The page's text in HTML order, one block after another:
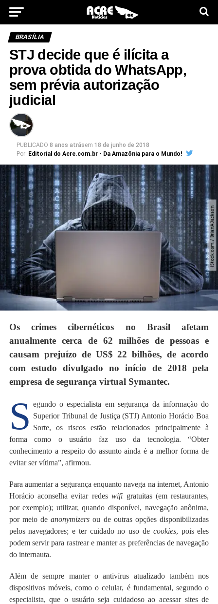
BRASÍLIA
STJ decide que é ilícita a
prova obtida do WhatsApp,
sem prévia autorização
judicial
PUBLICADO 8 anos atrásem 18 de junho de 2018
Por: Editorial do Acre.com.br - Da Amazônia para o Mundo!
Os crimes cibernéticos no Brasil afetam
anualmente cerca de 62 milhões de pessoas e
causam prejuízo de US$ 22 bilhões, de acordo
com estudo divulgado no início de 2018 pela
empresa de segurança virtual Symantec.
S egundo o especialista em segurança da informação do
Superior Tribunal de Justiça (STJ) Antonio Horácio Boa
Sorte, os riscos estão relacionados principalmente à
forma como o usuário faz uso da tecnologia. “Obter
conhecimento a respeito do assunto ainda é a melhor forma de
evitar ser vítima”, afirmou.
Para aumentar a segurança enquanto navega na internet, Antonio
Horácio aconselha evitar redeswifi gratuitas (em restaurantes,
por exemplo); utilizar, quando disponível, navegação anônima,
por meio deanonymizers ou de outras opções disponibilizadas
pelos navegadores; e ter cuidado no uso de cookies, pois eles
podem servir para rastrear e manter as preferências de navegação
do internauta.
Além de sempre manter o antivírus atualizado também nos
dispositivos móveis, como o celular, é fundamental, segundo o
especialista, que o usuário seja cuidadoso ao acessar sites de